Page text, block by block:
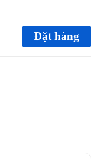
Đặt hàng